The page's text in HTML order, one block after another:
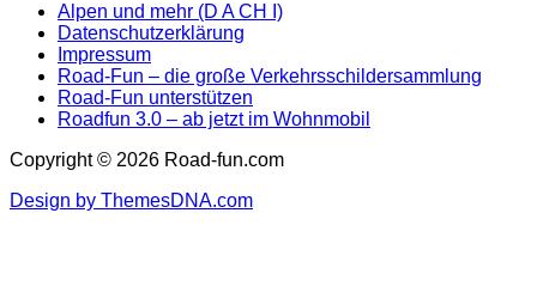
Alpen und mehr (D A CH I)
Datenschutzerklärung
Impressum
Road-Fun – die große Verkehrsschildersammlung
Road-Fun unterstützen
Roadfun 3.0 – ab jetzt im Wohnmobil
Copyright © 2026 Road-fun.com
Design by ThemesDNA.com